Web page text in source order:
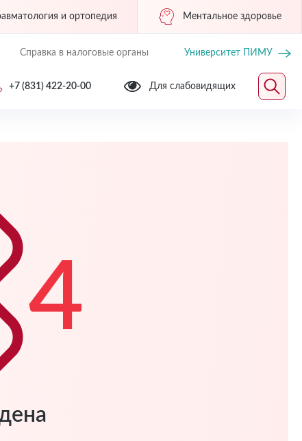
и ортопедия Ментальное здоровье
Справка в налоговые органы Университет ПИМУ
+7 (831) 422-20-00 Для слабовидящих